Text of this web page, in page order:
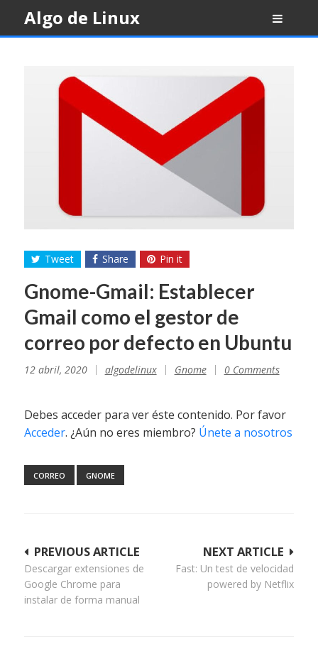
content
Algo de Linux
Tweet Share Pin it
Gnome-Gmail: Establecer
Gmail como el gestor de
correo por defecto en Ubuntu
12 abril, 2020 algodelinux Gnome 0 Comments
Debes acceder para ver éste contenido. Por favor
Acceder. ¿Aún no eres miembro? Únete a nosotros
CORREO GNOME
Navegación
de
entradas
NEXT ARTICLE
Fast: Un test de velocidad
powered by Netflix
PREVIOUS ARTICLE
Descargar extensiones de
Google Chrome para
instalar de forma manual